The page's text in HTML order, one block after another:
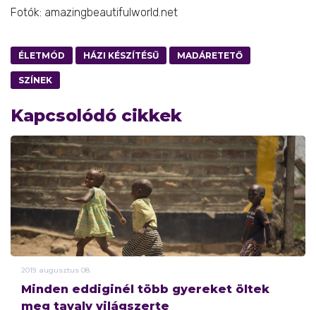
Fotók: amazingbeautifulworld.net
ÉLETMÓD HÁZI KÉSZÍTÉSŰ MADÁRETETŐ
SZÍNEK
Kapcsolódó cikkek
2019. augusztus 08.
Minden eddiginél több gyereket öltek
meg tavaly világszerte